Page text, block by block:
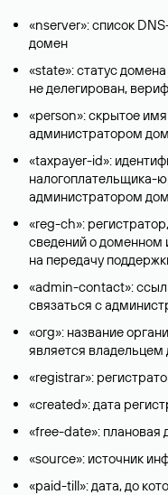
«nserver»: список
домен
«state»: статус
не делегирован,
«person»: скрытое
администратором
«taxpayer-id»:
налогоплательщика-
администратором
«reg-ch»:
сведений о доменном
на передачу
«admin-contact»:
связаться с
«org»: название
является владельцем
«registrar»:
«created»: дата
«free-date»: плановая
«source»: источник
«paid-till»: дата, до